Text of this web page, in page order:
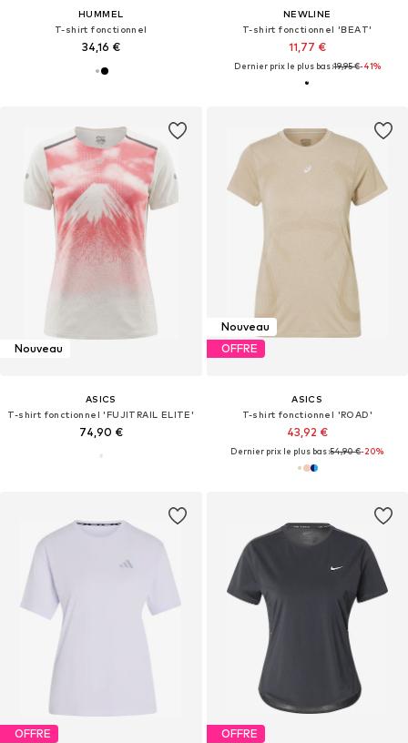
HUMMEL
T-shirt fonctionnel
34,16 €
NEWLINE
T-shirt fonctionnel 'BEAT'
11,77 €
Dernier prix le plus bas :19,95 €-41%
Nouveau
ASICS
T-shirt fonctionnel 'FUJITRAIL ELITE'
74,90 €
Nouveau
OFFRE
ASICS
T-shirt fonctionnel 'ROAD'
43,92 €
Dernier prix le plus bas :54,90 €-20%
OFFRE OFFRE